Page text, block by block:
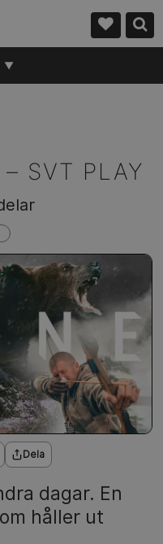
▼
SVT PLAY
Dela
dagar. En
håller ut